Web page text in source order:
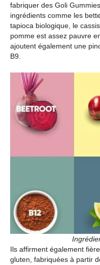
fabriquer des Goli
ingrédients comme les
tapioca biologique, le
pomme est assez pauvre
ajoutent également une
B9.
Ils affirment également
gluten, fabriquées à partir